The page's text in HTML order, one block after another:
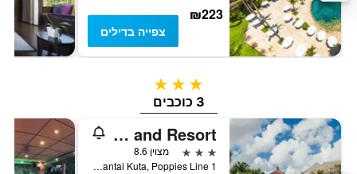
₪223
צפייה בדילים
3 כוכבים
3 כוכבים
Kuta Puri Bungalows, Villas and Resort
3 כוכבים
מצוין 8.6
Jl. Pantai Kuta, Poppies Line 1, קוטה, אינדונזיה